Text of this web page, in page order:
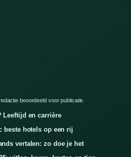
beoordeeld voor publicatie.
Leeftijd en carrière
beste hotels op een rij
vertalen: zo doe je het